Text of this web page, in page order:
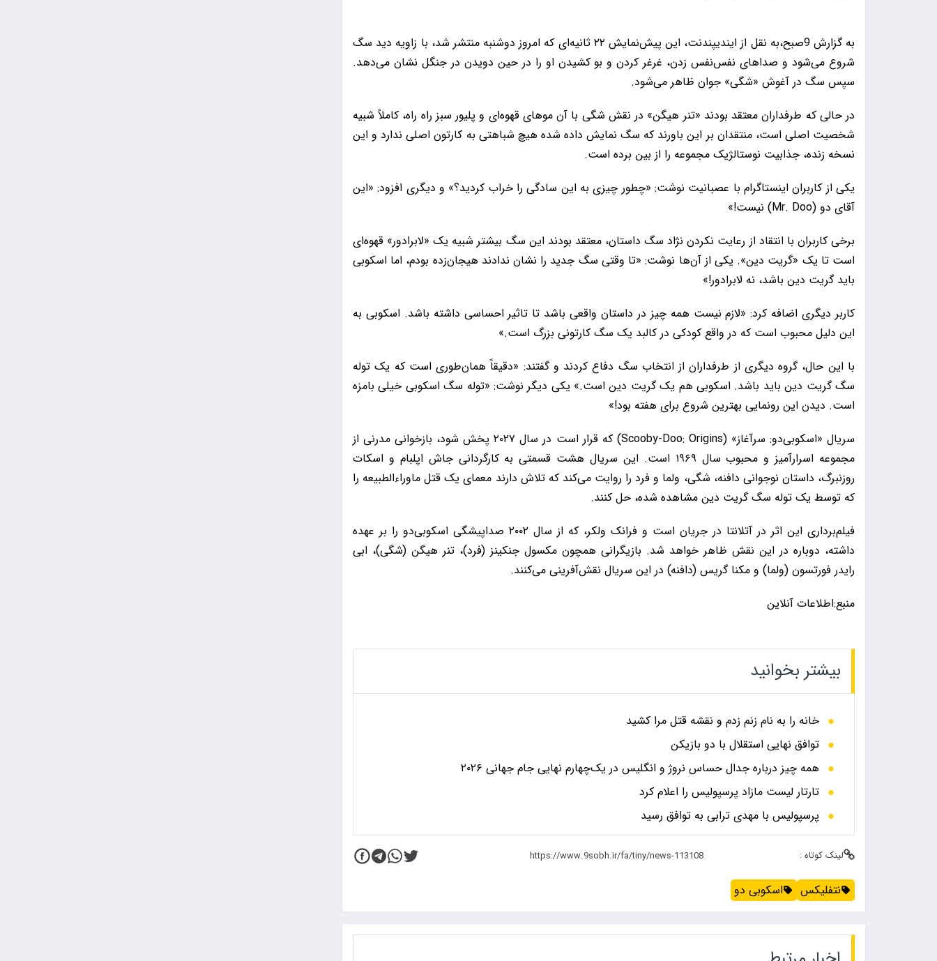
به گزارش 9صبح،به نقل از ایندیپندنت، این پیش‌نمایش ۲۲ ثانیه‌ای که امروز دوشنبه منتشر شد، با زاویه دید سگ
شروع می‌شود و صداهای نفس‌نفس زدن، غرغر کردن و بو کشیدن او را در حین دویدن در جنگل نشان می‌دهد.
سپس سگ در آغوش «شگی» جوان ظاهر می‌شود.
در حالی که طرفداران معتقد بودند «تنر هیگن» در نقش شگی با آن موهای قهوه‌ای و پلیور سبز راه راه، کاملاً شبیه
شخصیت اصلی است، منتقدان بر این باورند که سگ نمایش داده شده هیچ شباهتی به کارتون اصلی ندارد و این
نسخه زنده، جذابیت نوستالژیک مجموعه را از بین برده است.
یکی از کاربران اینستاگرام با عصبانیت نوشت: «چطور چیزی به این سادگی را خراب کردید؟» و دیگری افزود: «این
آقای دو (Mr. Doo) نیست!»
برخی کاربران با انتقاد از رعایت نکردن نژاد سگ داستان، معتقد بودند این سگ بیشتر شبیه یک «لابرادور» قهوه‌ای
است تا یک «گریت دین». یکی از آن‌ها نوشت: «تا وقتی سگ جدید را نشان ندادند هیجان‌زده بودم، اما اسکوبی
باید گریت دین باشد، نه لابرادور!»
کاربر دیگری اضافه کرد: «لازم نیست همه چیز در داستان واقعی باشد تا تاثیر احساسی داشته باشد. اسکوبی به
این دلیل محبوب است که در واقع کودکی در کالبد یک سگ کارتونی بزرگ است.»
با این حال، گروه دیگری از طرفداران از انتخاب سگ دفاع کردند و گفتند: «دقیقاً همان‌طوری است که یک توله
سگ گریت دین باید باشد. اسکوبی هم یک گریت دین است.» یکی دیگر نوشت: «توله سگ اسکوبی خیلی بامزه
است. دیدن این رونمایی بهترین شروع برای هفته بود!»
سریال «اسکوبی‌دو: سرآغاز» (Scooby-Doo: Origins) که قرار است در سال ۲۰۲۷ پخش شود، بازخوانی مدرنی از
مجموعه اسرارآمیز و محبوب سال ۱۹۶۹ است. این سریال هشت قسمتی به کارگردانی جاش اپلبام و اسکات
روزنبرگ، داستان نوجوانی دافنه، شگی، ولما و فرد را روایت می‌کند که تلاش دارند معمای یک قتل ماوراءالطبیعه را
که توسط یک توله سگ گریت دین مشاهده شده، حل کنند.
فیلم‌برداری این اثر در آتلانتا در جریان است و فرانک ولکر، که از سال ۲۰۰۲ صداپیشگی اسکوبی‌دو را بر عهده
داشته، دوباره در این نقش ظاهر خواهد شد. بازیگرانی همچون مکسول جنکینز (فرد)، تنر هیگن (شگی)، ابی
رایدر فورتسون (ولما) و مکنا گریس (دافنه) در این سریال نقش‌آفرینی می‌کنند.
منبع:اطلاعات آنلاین
بیشتر بخوانید
خانه را به نام زنم زدم و نقشه قتل مرا کشید
توافق نهایی استقلال با دو بازیکن
همه چیز درباره جدال حساس نروژ و انگلیس در یک‌چهارم نهایی جام جهانی ۲۰۲۶
تارتار لیست مازاد پرسپولیس را اعلام کرد
پرسپولیس با مهدی ترابی به توافق رسید
لینک کوتاه :
نتفلیکس اسکوبی دو